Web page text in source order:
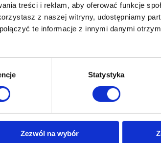
treści i reklam, aby oferować funkcje
z naszej witryny, udostępniamy
te informacje z innymi danymi
Statystyka
Zezwól na wybór
jednego z największych producentów wysokiej
w całkiem nowym świetle, to pokażemy Ci
Folie na auto